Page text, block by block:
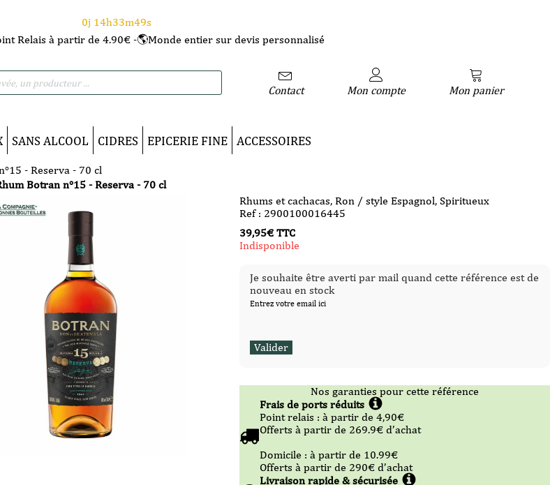
0j 14h33m48s
Relais à partir de 4.90€ -🌎Monde entier sur devis personnalisé
Contact Mon compte Mon panier
SANS ALCOOL CIDRES EPICERIE FINE ACCESSOIRES
- Reserva - 70 cl
Botran n°15 - Reserva - 70 cl
Rhums et cachacas, Ron / style Espagnol,Spiritueux
Ref : 2900100016445
39,95€ TTC
Indisponible
Je souhaite être averti par mail quand cette référence est de
nouveau en stock
Entrez votre email ici
Nos garanties pour cette référence
Frais de ports réduits
Point relais :à partir de 4,90€
Offerts à partir de 269.9€ d’achat
Domicile :à partir de 10.99€
Offerts à partir de 290€ d’achat
Livraison rapide & sécurisée